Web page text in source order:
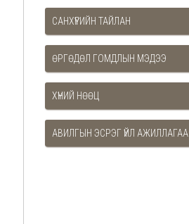
САНХҮҮГИЙН ТАЙЛАН
ӨРГӨДӨЛ ГОМДЛЫН МЭДЭЭ
ХҮНИЙ НӨӨЦ
АВИЛГЫН ЭСРЭГ ҮЙЛ АЖИЛЛАГАА